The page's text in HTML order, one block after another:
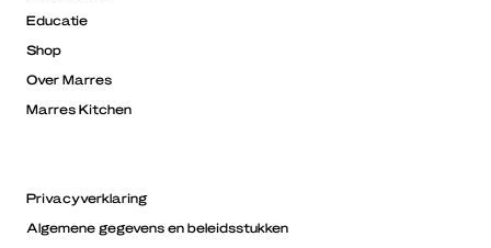
Educatie
Shop
Over Marres
Marres Kitchen
Privacyverklaring
Algemene gegevens en beleidsstukken